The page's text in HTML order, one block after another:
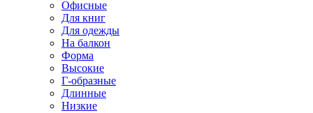
Офисные
Для книг
Для одежды
На балкон
Форма
Высокие
Г-образные
Длинные
Низкие